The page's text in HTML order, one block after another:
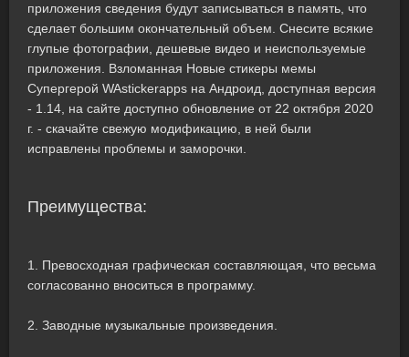
приложения сведения будут записываться в память, что
сделает большим окончательный объем. Снесите всякие
глупые фотографии, дешевые видео и неиспользуемые
приложения. Взломанная Новые стикеры мемы
Супергерой WAstickerapps на Андроид, доступная версия
- 1.14, на сайте доступно обновление от 22 октября 2020
г. - скачайте свежую модификацию, в ней были
исправлены проблемы и заморочки.
Преимущества:
1. Превосходная графическая составляющая, что весьма
согласованно вноситься в программу.
2. Заводные музыкальные произведения.